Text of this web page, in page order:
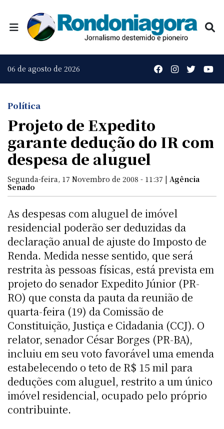
06 de agosto de 2026
Política
Projeto de Expedito
garante dedução do IR com
despesa de aluguel
Segunda-feira, 17 Novembro de 2008 - 11:37 | Agência
Senado
As despesas com aluguel de imóvel
residencial poderão ser deduzidas da
declaração anual de ajuste do Imposto de
Renda. Medida nesse sentido, que será
restrita às pessoas físicas, está prevista em
projeto do senador Expedito Júnior (PR-
RO) que consta da pauta da reunião de
quarta-feira (19) da Comissão de
Constituição, Justiça e Cidadania (CCJ). O
relator, senador César Borges (PR-BA),
incluiu em seu voto favorável uma emenda
estabelecendo o teto de R$ 15 mil para
deduções com aluguel, restrito a um único
imóvel residencial, ocupado pelo próprio
contribuinte.